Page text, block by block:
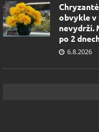
obvykle v
nevydrží.
po 2
6.8.2026